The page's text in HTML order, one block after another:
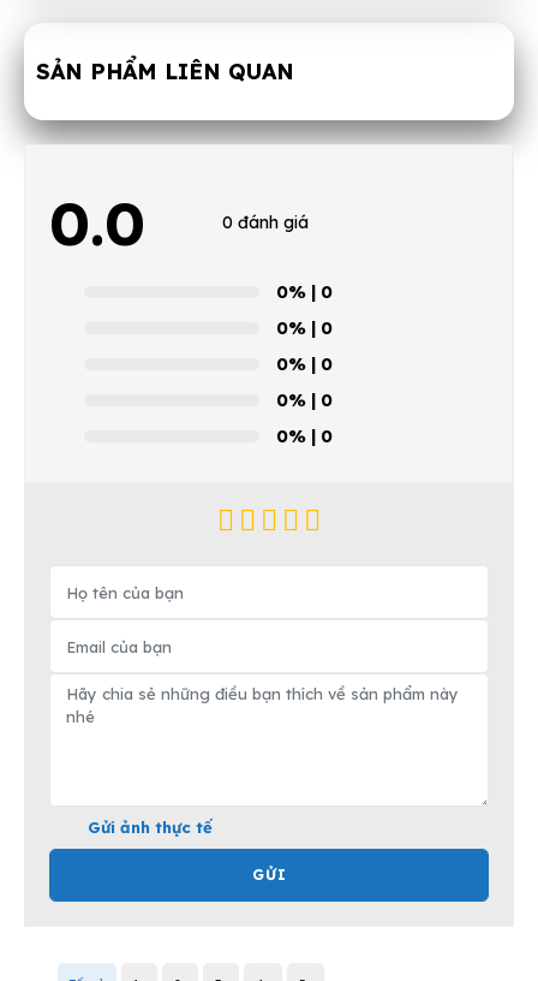
SẢN PHẨM LIÊN QUAN
0.0 0 đánh giá
0% | 0
0% | 0
0% | 0
0% | 0
0% | 0
Gửi ảnh thực tế
GỬI